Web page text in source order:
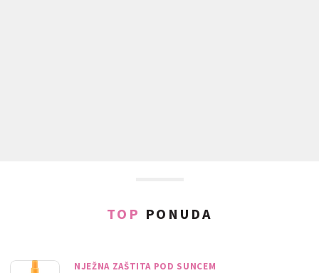
TOP PONUDA
NJEŽNA ZAŠTITA POD SUNCEM